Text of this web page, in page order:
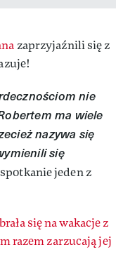
zaprzyjaźnili się z
nie
ma wiele
nazywa się
się
jeden z
się na wakacje z
razem zarzucają jej